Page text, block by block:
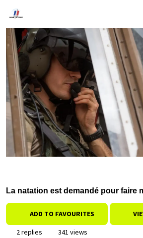
La natation est demandé pour faire
ADD TO FAVOURITES
2 replies
341 views